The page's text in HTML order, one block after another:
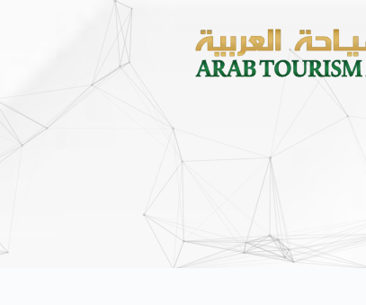
غرفة القصيم تختتم «هاكثون القصيم» بـ12 مشروعًا